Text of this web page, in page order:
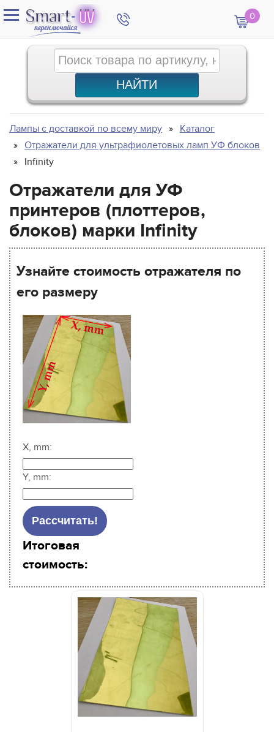
0
Лампы с доставкой по всему миру
Каталог
Отражатели для ультрафиолетовых ламп УФ блоков
Infinity
Отражатели для УФ
принтеров (плоттеров,
блоков) марки Infinity
Узнайте стоимость отражателя по
его размеру
X, mm:
Y, mm:
Итоговая
стоимость: